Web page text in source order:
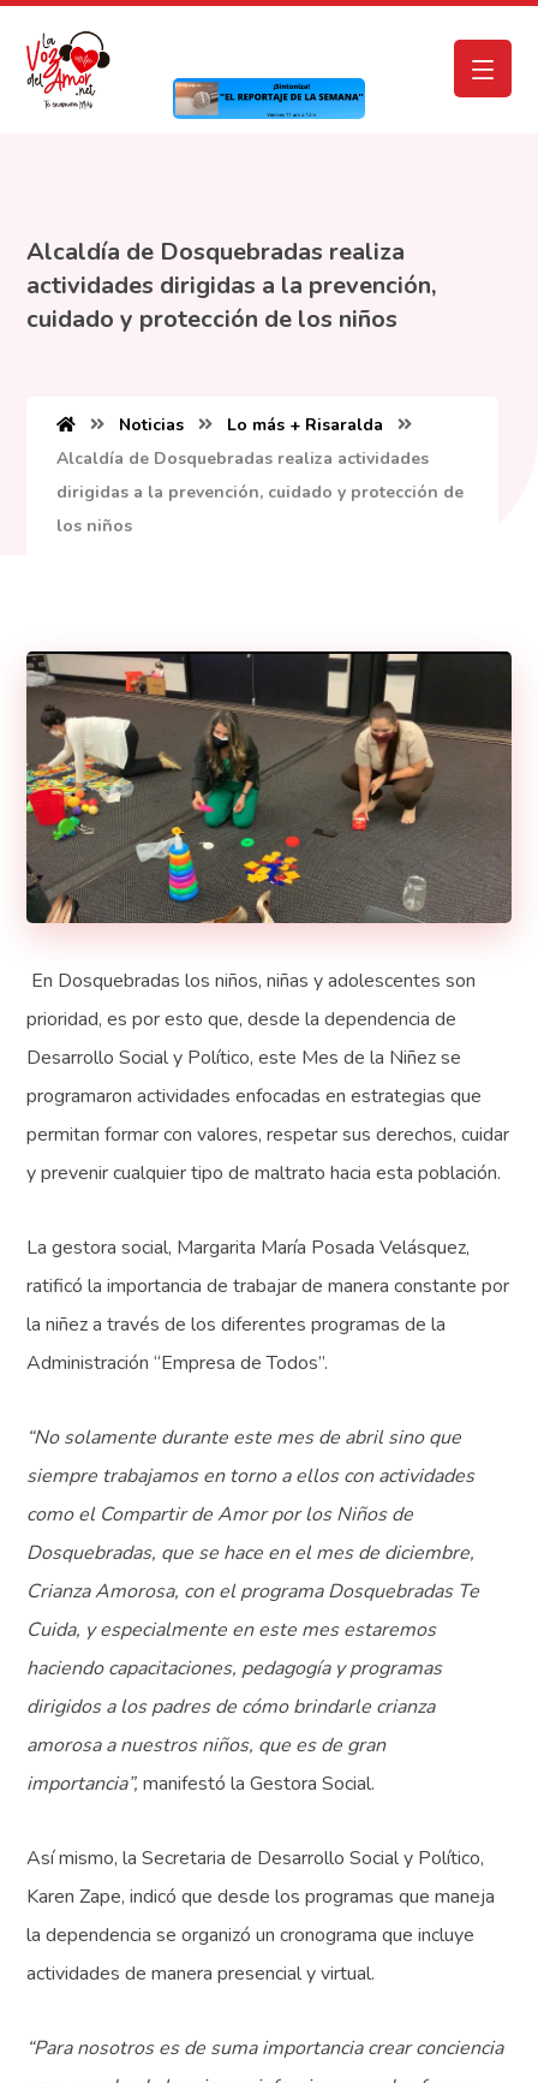
Alcaldía de Dosquebradas realiza
actividades dirigidas a la prevención,
cuidado y protección de los niños
Noticias
Lo más + Risaralda
Alcaldía de Dosquebradas realiza actividades
dirigidas a la prevención, cuidado y protección de
los niños
En Dosquebradas los niños, niñas y adolescentes son
prioridad, es por esto que, desde la dependencia de
Desarrollo Social y Político, este Mes de la Niñez se
programaron actividades enfocadas en estrategias que
permitan formar con valores, respetar sus derechos, cuidar
y prevenir cualquier tipo de maltrato hacia esta población.
La gestora social, Margarita María Posada Velásquez,
ratificó la importancia de trabajar de manera constante por
la niñez a través de los diferentes programas de la
Administración “Empresa de Todos”.
“No solamente durante este mes de abril sino que
siempre trabajamos en torno a ellos con actividades
como el Compartir de Amor por los Niños de
Dosquebradas, que se hace en el mes de diciembre,
Crianza Amorosa, con el programa Dosquebradas Te
Cuida, y especialmente en este mes estaremos
haciendo capacitaciones, pedagogía y programas
dirigidos a los padres de cómo brindarle crianza
amorosa a nuestros niños, que es de gran
importancia”,manifestó la Gestora Social.
Así mismo, la Secretaria de Desarrollo Social y Político,
Karen Zape, indicó que desde los programas que maneja
la dependencia se organizó un cronograma que incluye
actividades de manera presencial y virtual.
“Para nosotros es de suma importancia crear conciencia